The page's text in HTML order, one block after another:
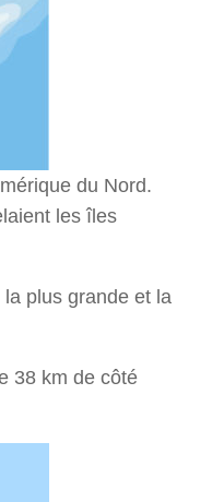
du Nord.
les îles
la plus grande et la
38 km de côté